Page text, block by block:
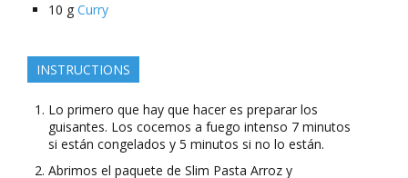
10 g Curry
INSTRUCTIONS
Lo primero que hay que hacer es preparar los
guisantes. Los cocemos a fuego intenso 7 minutos
si están congelados y 5 minutos si no lo están.
Abrimos el paquete de Slim Pasta Arroz y